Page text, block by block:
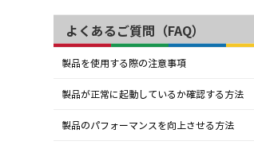
よくあるご質問（FAQ）
製品を使用する際の注意事項
製品が正常に起動しているか確認する方法
製品のパフォーマンスを向上させる方法